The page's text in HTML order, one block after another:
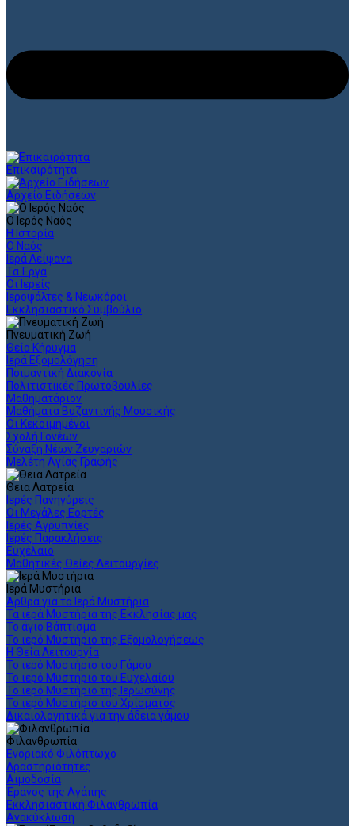
Επικαιρότητα
Αρχείο Ειδήσεων
Ο Ιερός Ναός
Η Ιστορία
Ο Ναός
Ιερά Λείψανα
Τα Έργα
Οι Ιερείς
Ιεροψάλτες & Νεωκόροι
Εκκλησιαστικό Συμβούλιο
Πνευματική Ζωή
Θείο Κήρυγμα
Ιερά Εξομολόγηση
Ποιμαντική Διακονία
Πολιτιστικές Πρωτοβουλίες
Μαθηματάριον
Μαθήματα Βυζαντινής Μουσικής
Οι Κεκοιμημένοι
Σχολή Γονέων
Σύναξη Νέων Ζευγαριών
Μελέτη Αγίας Γραφής
Θεια Λατρεία
Ιερές Πανηγύρεις
Οι Μεγάλες Εορτές
Ιερές Αγρυπνίες
Ιερές Παρακλήσεις
Ευχέλαιο
Μαθητικές Θείες Λειτουργίες
Ιερά Μυστήρια
Άρθρα για τα Ιερά Μυστήρια
Τα ιερά Μυστήρια της Εκκλησίας μας
Το άγιο Βάπτισμα
Το ιερό Μυστήριο της Εξομολογήσεως
Η Θεία Λειτουργία
Το ιερό Μυστήριο του Γάμου
Το ιερό Μυστήριο του Ευχελαίου
Το ιερό Μυστήριο της Ιερωσύνης
Το ιερό Μυστήριο του Χρίσματος
Δικαιολογητικά για την άδεια γάμου
Φιλανθρωπία
Ενοριακό Φιλόπτωχο
Δραστηριότητες
Αιμοδοσία
Έρανος της Αγάπης
Εκκλησιαστική Φιλανθρωπία
Ανακύκλωση